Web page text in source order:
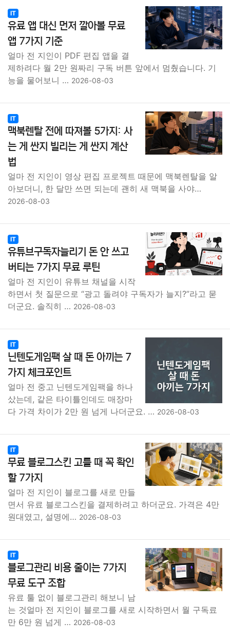
IT
유료 앱 대신 먼저 깔아볼 무료
앱 7가지 기준
얼마 전 지인이 PDF 편집 앱을 결
제하려다 월 2만 원짜리 구독 버튼 앞에서 멈췄습니다. 기
능을 물어보니 … 2026-08-03
IT
맥북렌탈 전에 따져볼 5가지: 사
는 게 싼지 빌리는 게 싼지 계산
법
얼마 전 지인이 영상 편집 프로젝트 때문에 맥북렌탈을 알
아보더니, 한 달만 쓰면 되는데 괜히 새 맥북을 사야…
2026-08-03
IT
유튜브구독자늘리기 돈 안 쓰고
버티는 7가지 무료 루틴
얼마 전 지인이 유튜브 채널을 시작
하면서 첫 질문으로 “광고 돌려야 구독자가 늘지?”라고 묻
더군요. 솔직히 … 2026-08-03
IT
닌텐도게임팩 살 때 돈 아끼는 7
가지 체크포인트
얼마 전 중고 닌텐도게임팩을 하나
샀는데, 같은 타이틀인데도 매장마
다 가격 차이가 2만 원 넘게 나더군요. … 2026-08-03
IT
무료 블로그스킨 고를 때 꼭 확인
할 7가지
얼마 전 지인이 블로그를 새로 만들
면서 유료 블로그스킨을 결제하려고 하더군요. 가격은 4만
원대였고, 설명에… 2026-08-03
IT
블로그관리 비용 줄이는 7가지
무료 도구 조합
유료 툴 없이 블로그관리 해보니 남
는 것얼마 전 지인이 블로그를 새로 시작하면서 월 구독료
만 6만 원 넘게 … 2026-08-03